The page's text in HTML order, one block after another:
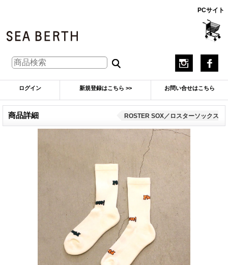
PCサイト
ログイン 新規登録はこちら >> お問い合せはこちら
商品詳細 ROSTER SOX／ロスターソックス